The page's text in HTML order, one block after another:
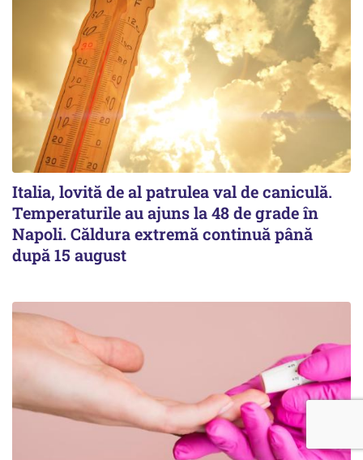
Italia, lovită de al patrulea val de caniculă.
Temperaturile au ajuns la 48 de grade în
Napoli. Căldura extremă continuă până
după 15 august